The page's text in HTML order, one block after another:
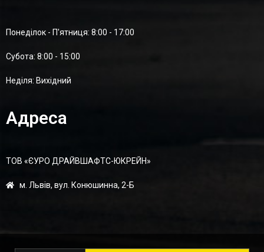
Понеділок - П'ятниця: 8:00 - 17:00
Суботa: 8:00 - 15:00
Неділя: Вихідний
Адреса
ТОВ «ЄУРО ДРАЙВШАФТC-ЮКРЕЙН»
м. Львів, вул. Конюшинна, 2-Б